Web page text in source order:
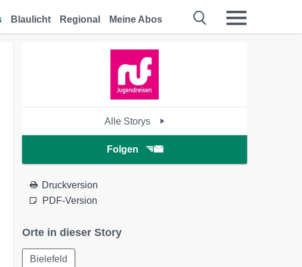
Blaulicht Regional Meine Abos
Alle Storys
Folgen
Druckversion
PDF-Version
Orte in dieser Story
Bielefeld